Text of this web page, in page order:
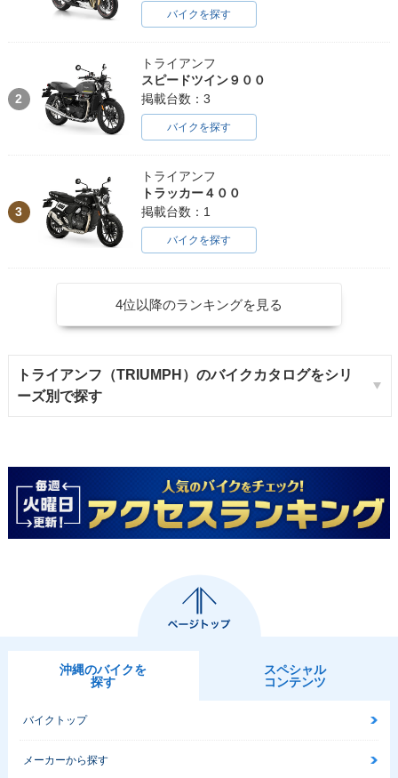
バイクを探す
2
トライアンフ
スピードツイン９００
掲載台数：3
バイクを探す
3
トライアンフ
トラッカー４００
掲載台数：1
バイクを探す
4位以降のランキングを見る
トライアンフ（TRIUMPH）のバイクカタログをシリ
ーズ別で探す
沖縄のバイクを
探す
スペシャル
コンテンツ
バイクトップ
メーカーから探す